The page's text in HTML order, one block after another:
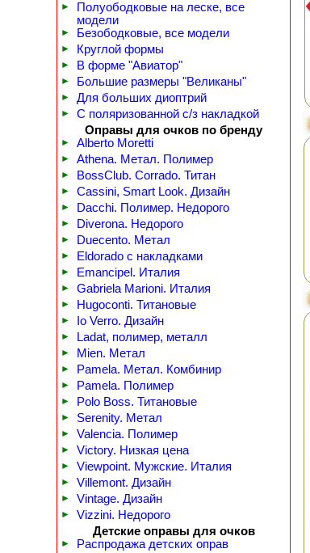
►
Полуободковые на леске, все
модели
► Безободковые, все модели
► Круглой формы
► В форме "Авиатор"
► Большие размеры "Великаны"
► Для больших диоптрий
►
С поляризованной с/з накладкой
Оправы для очков по бренду
► Alberto Moretti
► Athena. Метал. Полимер
► BossClub. Corrado. Титан
► Cassini, Smart Look. Дизайн
► Dacchi. Полимер. Недорого
► Diverona. Недорого
► Duecento. Метал
► Eldorado с накладками
► Emancipel. Италия
► Gabriela Marioni. Италия
► Hugoconti. Титановые
► Io Verro. Дизайн
► Ladat, полимер, металл
► Mien. Метал
► Pamela. Метал. Комбинир
► Pamela. Полимер
► Polo Boss. Титановые
► Serenity. Метал
► Valencia. Полимер
► Victory. Низкая цена
► Viewpoint. Мужские. Италия
► Villemont. Дизайн
► Vintage. Дизайн
►
Vizzini. Недорого
Детские оправы для очков
► Распродажа детских оправ